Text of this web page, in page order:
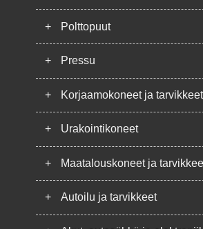
+ Polttopuut
+ Pressu
+ Korjaamokoneet ja tarvikkeet
+ Urakointikoneet
+ Maatalouskoneet ja
+ Autoilu ja tarvikkeet